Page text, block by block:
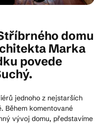
Jihlavy
domu
Marka
povede
jednoho z nejstarších
Během komentované
vývoj domu, představíme